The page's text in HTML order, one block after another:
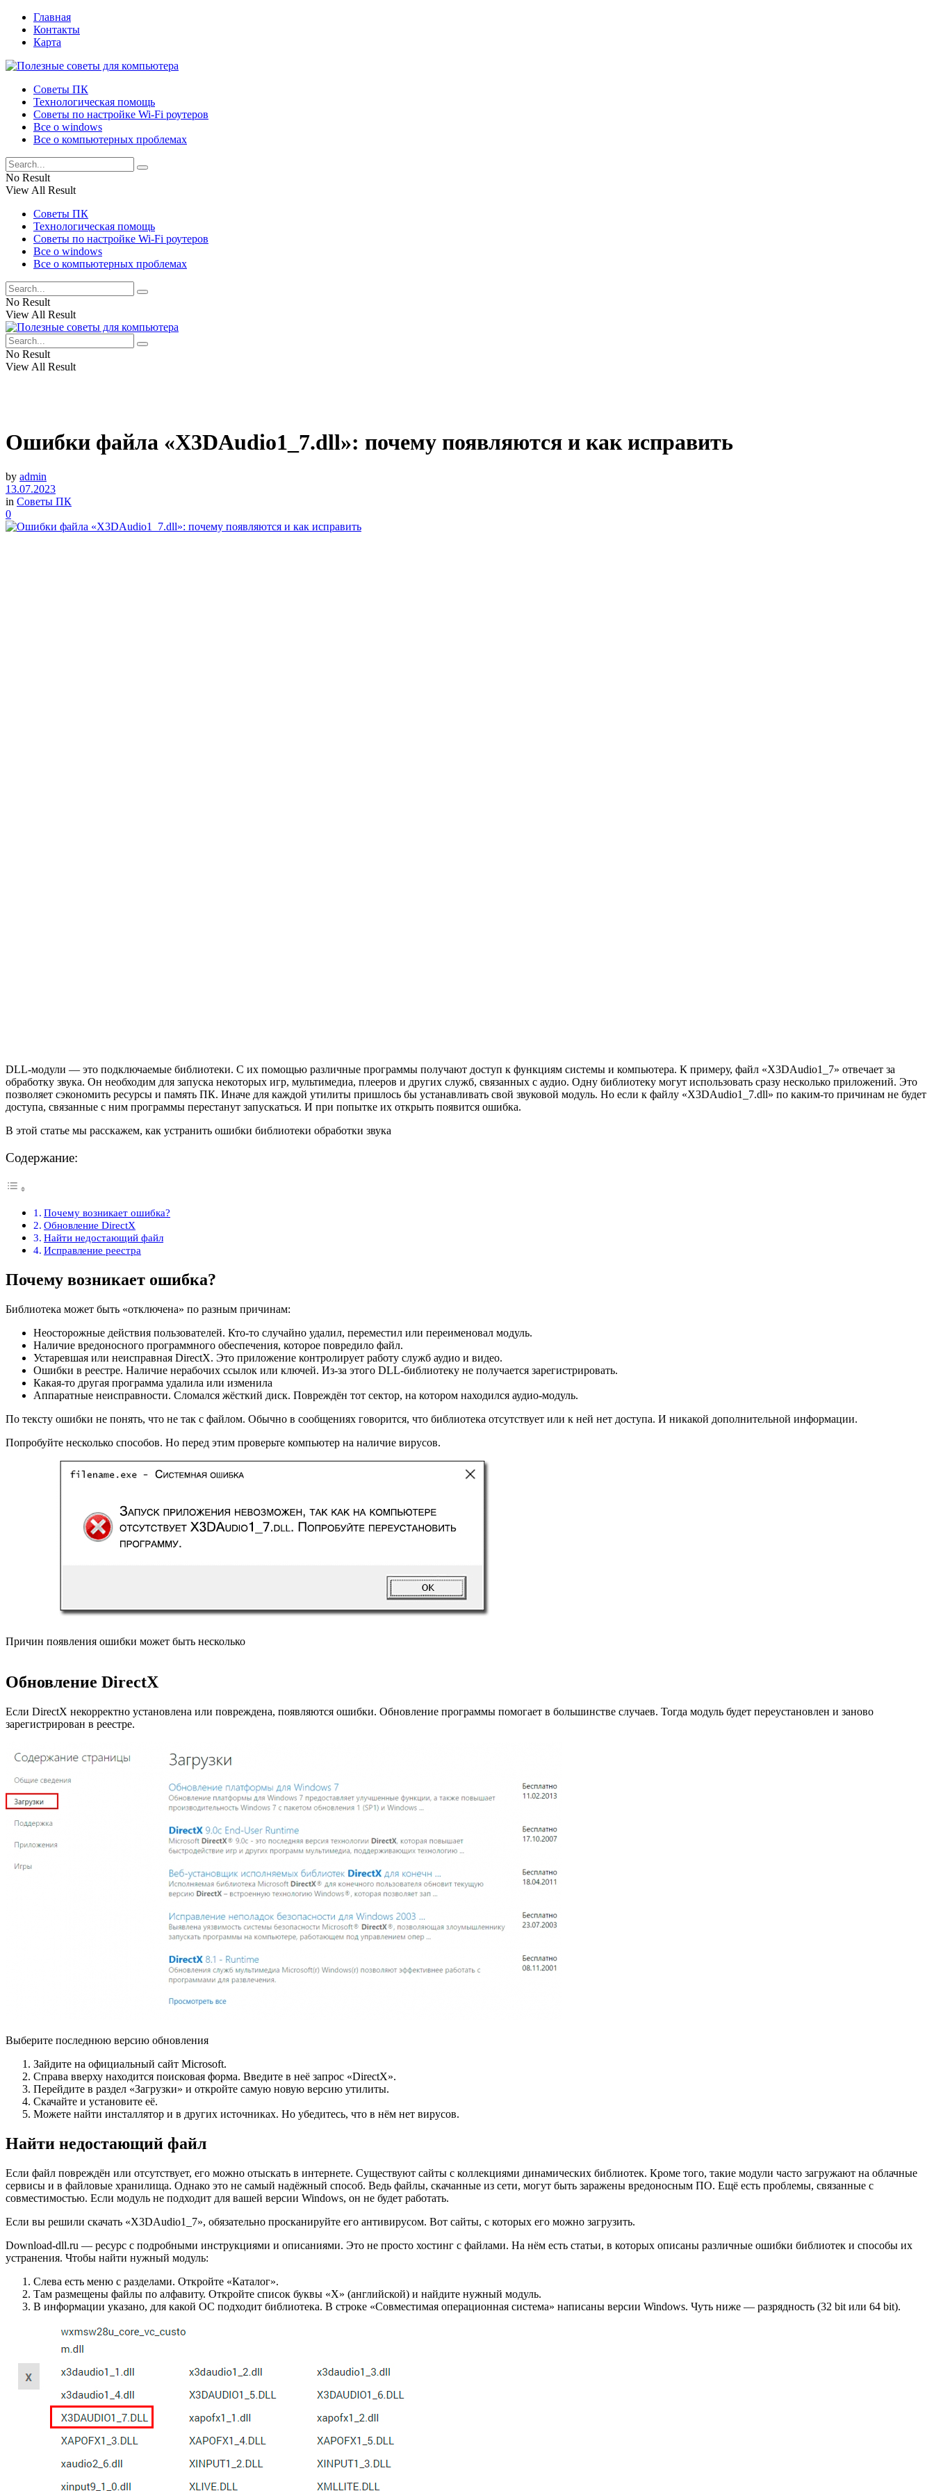
Главная
Контакты
Карта
Советы ПК
Технологическая помощь
Советы по настройке Wi-Fi роутеров
Все о windows
Все о компьютерных проблемах
No Result
View All Result
Советы ПК
Технологическая помощь
Советы по настройке Wi-Fi роутеров
Все о windows
Все о компьютерных проблемах
No Result
View All Result
No Result
View All Result
Ошибки файла «X3DAudio1_7.dll»: почему появляются и как исправить
by admin
13.07.2023
in Советы ПК
0
DLL-модули — это подключаемые библиотеки. С их помощью различные программы получают доступ к функциям системы и компьютера. К примеру, файл «X3DAudio1_7» отвечает за
обработку звука. Он необходим для запуска некоторых игр, мультимедиа, плееров и других служб, связанных с аудио. Одну библиотеку могут использовать сразу несколько приложений. Это
позволяет сэкономить ресурсы и память ПК. Иначе для каждой утилиты пришлось бы устанавливать свой звуковой модуль. Но если к файлу «X3DAudio1_7.dll» по каким-то причинам не будет
доступа, связанные с ним программы перестанут запускаться. И при попытке их открыть появится ошибка.
В этой статье мы расскажем, как устранить ошибки библиотеки обработки звука
Содержание:
Почему возникает ошибка?
Обновление DirectX
Найти недостающий файл
Исправление реестра
Почему возникает ошибка?
Библиотека может быть «отключена» по разным причинам:
Неосторожные действия пользователей. Кто-то случайно удалил, переместил или переименовал модуль.
Наличие вредоносного программного обеспечения, которое повредило файл.
Устаревшая или неисправная DirectX. Это приложение контролирует работу служб аудио и видео.
Ошибки в реестре. Наличие нерабочих ссылок или ключей. Из-за этого DLL-библиотеку не получается зарегистрировать.
Какая-то другая программа удалила или изменила
Аппаратные неисправности. Сломался жёсткий диск. Повреждён тот сектор, на котором находился аудио-модуль.
По тексту ошибки не понять, что не так с файлом. Обычно в сообщениях говорится, что библиотека отсутствует или к ней нет доступа. И никакой дополнительной информации.
Попробуйте несколько способов. Но перед этим проверьте компьютер на наличие вирусов.
Причин появления ошибки может быть несколько
Обновление DirectX
Если DirectX некорректно установлена или повреждена, появляются ошибки. Обновление программы помогает в большинстве случаев. Тогда модуль будет переустановлен и заново
зарегистрирован в реестре.
Выберите последнюю версию обновления
Зайдите на официальный сайт Microsoft.
Справа вверху находится поисковая форма. Введите в неё запрос «DirectX».
Перейдите в раздел «Загрузки» и откройте самую новую версию утилиты.
Скачайте и установите её.
Можете найти инсталлятор и в других источниках. Но убедитесь, что в нём нет вирусов.
Найти недостающий файл
Если файл повреждён или отсутствует, его можно отыскать в интернете. Существуют сайты с коллекциями динамических библиотек. Кроме того, такие модули часто загружают на облачные
сервисы и в файловые хранилища. Однако это не самый надёжный способ. Ведь файлы, скачанные из сети, могут быть заражены вредоносным ПО. Ещё есть проблемы, связанные с
совместимостью. Если модуль не подходит для вашей версии Windows, он не будет работать.
Если вы решили скачать «X3DAudio1_7», обязательно просканируйте его антивирусом. Вот сайты, с которых его можно загрузить.
Download-dll.ru — ресурс с подробными инструкциями и описаниями. Это не просто хостинг с файлами. На нём есть статьи, в которых описаны различные ошибки библиотек и способы их
устранения. Чтобы найти нужный модуль:
Слева есть меню с разделами. Откройте «Каталог».
Там размещены файлы по алфавиту. Откройте список буквы «X» (английской) и найдите нужный модуль.
В информации указано, для какой ОС подходит библиотека. В строке «Совместимая операционная система» написаны версии Windows. Чуть ниже — разрядность (32 bit или 64 bit).